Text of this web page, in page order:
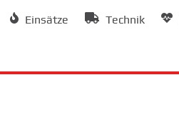
Einsätze Technik